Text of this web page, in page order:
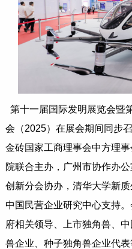
第十一届国际发明展览会暨
会（2025）在展会期间同步
金砖国家工商理事会中方理
院联合主办，广州市协作办
创新分会协办，清华大学新
中国民营企业研究中心支持
府相关领导、上市独角兽、
兽企业、种子独角兽企业代表